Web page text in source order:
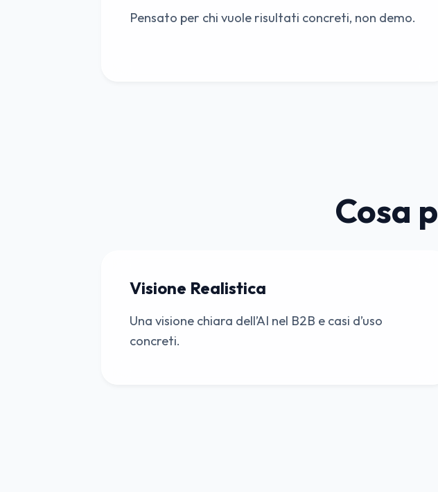
Pensato per chi vuole risultati concreti, non demo.
Cosa
Visione Realistica
Una visione chiara dell’AI nel B2B e casi d’uso
concreti.